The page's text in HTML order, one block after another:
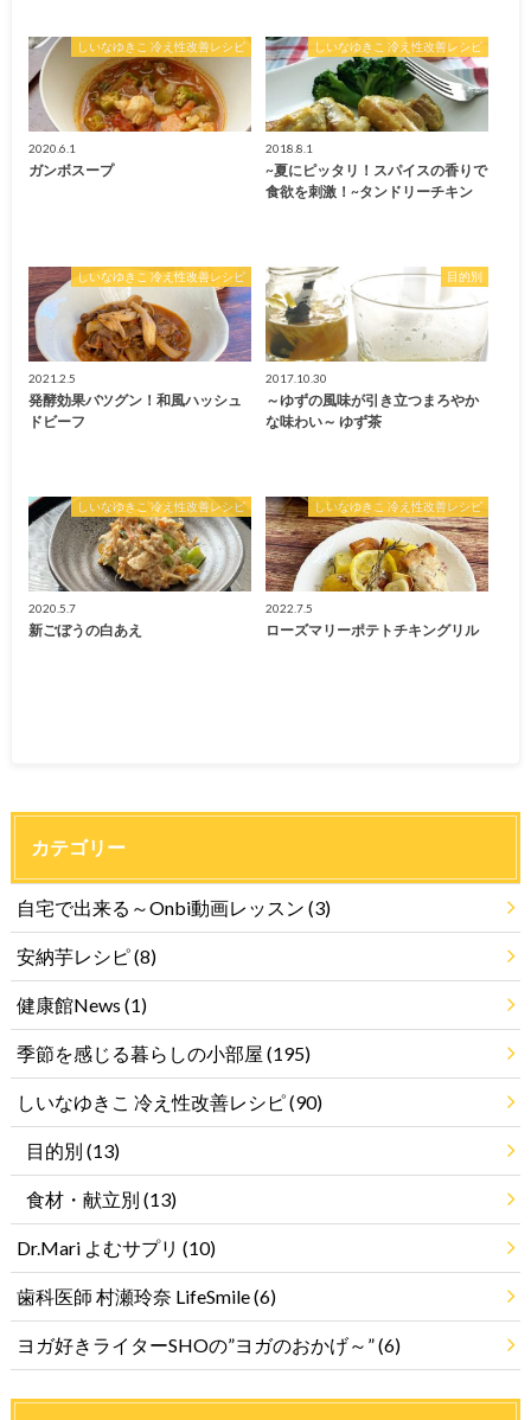
しいなゆきこ 冷え性改善レシピ
2020.6.1
ガンボスープ
しいなゆきこ 冷え性改善レシピ
2018.8.1
~夏にピッタリ！スパイスの香りで
食欲を刺激！~タンドリーチキン
しいなゆきこ 冷え性改善レシピ
2021.2.5
発酵効果バツグン！和風ハッシュ
ドビーフ
目的別
2017.10.30
～ゆずの風味が引き立つまろやか
な味わい～ ゆず茶
しいなゆきこ 冷え性改善レシピ
2020.5.7
新ごぼうの白あえ
しいなゆきこ 冷え性改善レシピ
2022.7.5
ローズマリーポテトチキングリル
カテゴリー
自宅で出来る～Onbi動画レッスン (3)
安納芋レシピ(8)
健康館News (1)
季節を感じる暮らしの小部屋 (195)
しいなゆきこ 冷え性改善レシピ(90)
目的別 (13)
食材・献立別 (13)
Dr.Mari よむサプリ (10)
歯科医師 村瀬玲奈 LifeSmile(6)
ヨガ好きライターSHOの”ヨガのおかげ～”(6)